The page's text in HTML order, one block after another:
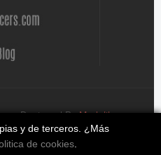
y de terceros. ¿Más
de cookies.
Designed By Modeliko